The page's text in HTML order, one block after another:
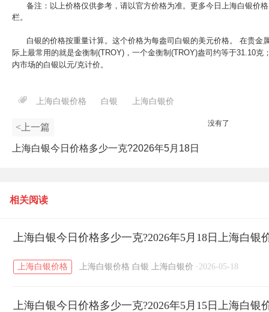
备注：以上价格仅供参考，请以官方价格为准。更多今日上海白银价
栏。
白银的价格按重量计算。这个价格为每盎司白银的美元价格。 在贵金
际上最常用的就是金衡制(TROY)，一个金衡制(TROY)盎司约等于31.10克
内市场的白银以元/克计价。
上海白银价格 白银 上海白银价
<上一篇
上海白银今日价格多少一克?2026年5月18日
没有了
相关阅读
上海白银今日价格多少一克?2026年5月18日上海白银
上海白银价格 上海白银价格 白银 上海白银价 · 2026-05-18
上海白银今日价格多少一克?2026年5月15日上海白银